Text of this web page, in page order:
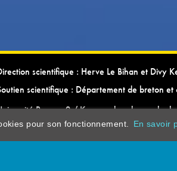
scientifique : Herve Le Bihan et Divy
scientifique : Département de breton et
Rennes 2 / Kevrenn brezhoneg ha
pour son fonctionnement. En savoir